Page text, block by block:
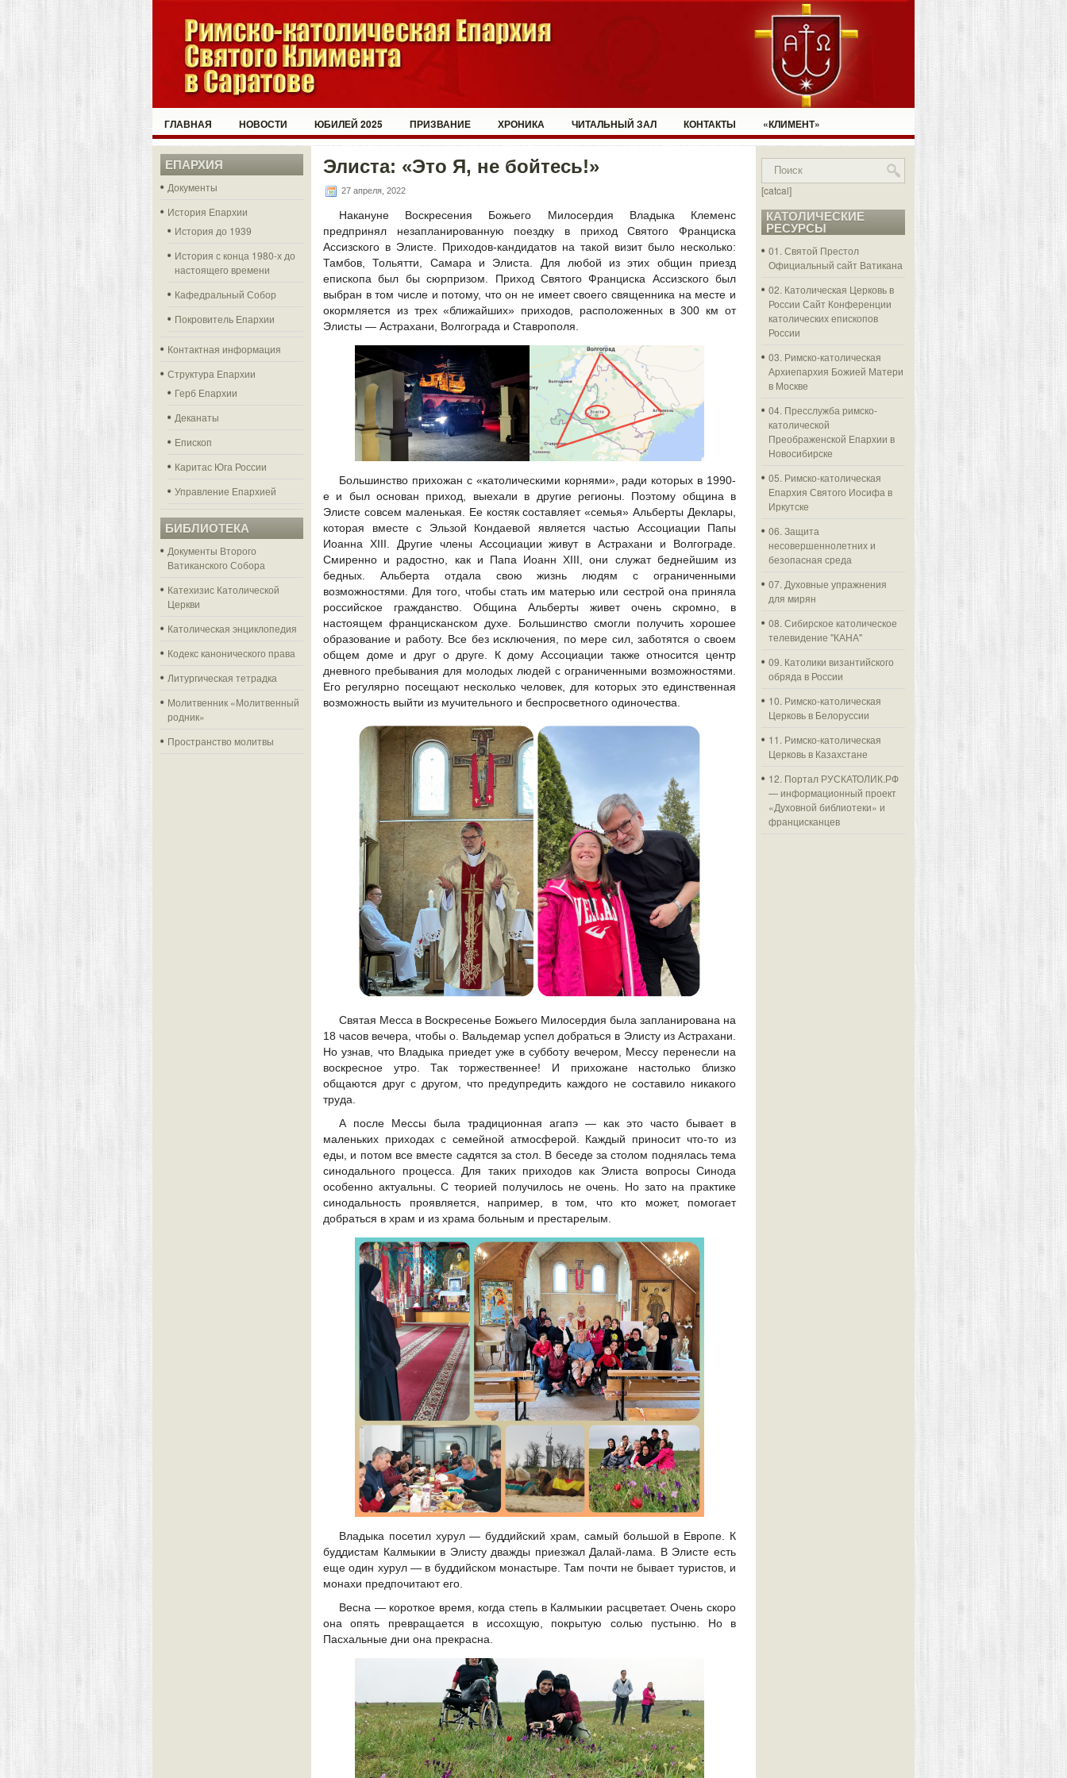
ГЛАВНАЯ НОВОСТИ ЮБИЛЕЙ 2025 ПРИЗВАНИЕ ХРОНИКА ЧИТАЛЬНЫЙ ЗАЛ КОНТАКТЫ «КЛИМЕНТ»
ЕПАРХИЯ
Документы
История Епархии
История до 1939
История с конца 1980-х до
настоящего времени
Кафедральный Собор
Покровитель Епархии
Контактная информация
Структура Епархии
Герб Епархии
Деканаты
Епископ
Каритас Юга России
Управление Епархией
БИБЛИОТЕКА
Документы Второго
Ватиканского Собора
Катехизис Католической
Церкви
Католическая энциклопедия
Кодекс канонического права
Литургическая тетрадка
Молитвенник «Молитвенный
родник»
Пространство молитвы
Элиста: «Это Я, не бойтесь!»
27 апреля, 2022
Накануне Воскресения Божьего Милосердия Владыка Клеменс
предпринял незапланированную поездку в приход Святого Франциска
Ассизского в Элисте. Приходов-кандидатов на такой визит было несколько:
Тамбов, Тольятти, Самара и Элиста. Для любой из этих общин приезд
епископа был бы сюрпризом. Приход Святого Франциска Ассизского был
выбран в том числе и потому, что он не имеет своего священника на месте и
окормляется из трех «ближайших» приходов, расположенных в 300 км от
Элисты — Астрахани, Волгограда и Ставрополя.
Большинство прихожан с «католическими корнями», ради которых в 1990-
е и был основан приход, выехали в другие регионы. Поэтому община в
Элисте совсем маленькая. Ее костяк составляет «семья» Альберты Деклары,
которая вместе с Эльзой Кондаевой является частью Ассоциации Папы
Иоанна XIII. Другие члены Ассоциации живут в Астрахани и Волгограде.
Смиренно и радостно, как и Папа Иоанн XIII, они служат беднейшим из
бедных. Альберта отдала свою жизнь людям с ограниченными
возможностями. Для того, чтобы стать им матерью или сестрой она приняла
российское гражданство. Община Альберты живет очень скромно, в
настоящем францисканском духе. Большинство смогли получить хорошее
образование и работу. Все без исключения, по мере сил, заботятся о своем
общем доме и друг о друге. К дому Ассоциации также относится центр
дневного пребывания для молодых людей с ограниченными возможностями.
Его регулярно посещают несколько человек, для которых это единственная
возможность выйти из мучительного и беспросветного одиночества.
Святая Месса в Воскресенье Божьего Милосердия была запланирована на
18 часов вечера, чтобы о. Вальдемар успел добраться в Элисту из Астрахани.
Но узнав, что Владыка приедет уже в субботу вечером, Мессу перенесли на
воскресное утро. Так торжественнее! И прихожане настолько близко
общаются друг с другом, что предупредить каждого не составило никакого
труда.
А после Мессы была традиционная агапэ — как это часто бывает в
маленьких приходах с семейной атмосферой. Каждый приносит что-то из
еды, и потом все вместе садятся за стол. В беседе за столом поднялась тема
синодального процесса. Для таких приходов как Элиста вопросы Синода
особенно актуальны. С теорией получилось не очень. Но зато на практике
синодальность проявляется, например, в том, что кто может, помогает
добраться в храм и из храма больным и престарелым.
Владыка посетил хурул — буддийский храм, самый большой в Европе. К
буддистам Калмыкии в Элисту дважды приезжал Далай-лама. В Элисте есть
еще один хурул — в буддийском монастыре. Там почти не бывает туристов, и
монахи предпочитают его.
Весна — короткое время, когда степь в Калмыкии расцветает. Очень скоро
она опять превращается в иссохщую, покрытую солью пустыню. Но в
Пасхальные дни она прекрасна.
[catcal]
КАТОЛИЧЕСКИЕ
РЕСУРСЫ
01. Святой Престол
Официальный сайт Ватикана
02. Католическая Церковь в
России Сайт Конференции
католических епископов
России
03. Римско-католическая
Архиепархия Божией Матери
в Москве
04. Пресслужба римско-
католической
Преображенской Епархии в
Новосибирске
05. Римско-католическая
Епархия Святого Иосифа в
Иркутске
06. Защита
несовершеннолетних и
безопасная среда
07. Духовные упражнения
для мирян
08. Сибирское католическое
телевидение "КАНА"
09. Католики византийского
обряда в России
10. Римско-католическая
Церковь в Белоруссии
11. Римско-католическая
Церковь в Казахстане
12. Портал РУСКАТОЛИК.РФ
— информационный проект
«Духовной библиотеки» и
францисканцев